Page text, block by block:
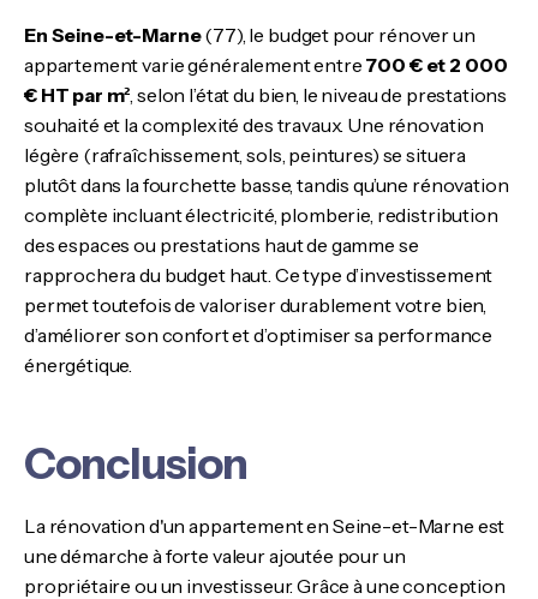
En Seine-et-Marne(77), le budget pour rénover un
appartement varie généralement entre 700 € et 2 000
€ HT par m² , selon l’état du bien, le niveau de prestations
souhaité et la complexité des travaux. Une rénovation
légère (rafraîchissement, sols, peintures) se situera
plutôt dans la fourchette basse, tandis qu’une rénovation
complète incluant électricité, plomberie, redistribution
des espaces ou prestations haut de gamme se
rapprochera du budget haut. Ce type d’investissement
permet toutefois de valoriser durablement votre bien,
d’améliorer son confort et d’optimiser sa performance
énergétique.
Conclusion
La rénovation d'un appartement en Seine-et-Marne est
une démarche à forte valeur ajoutée pour un
propriétaire ou un investisseur. Grâce à une conception